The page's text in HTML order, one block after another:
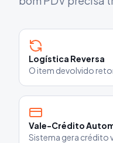
Logística Reversa
O item devolvido
Vale-Crédito
Sistema gera crédito